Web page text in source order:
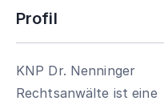
Profil
KNP Dr. Nenninger
Rechtsanwälte ist eine